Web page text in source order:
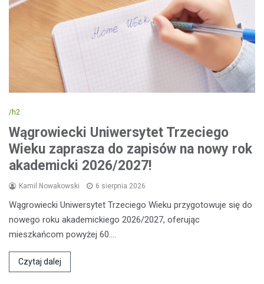
/h2
Wągrowiecki Uniwersytet Trzeciego
Wieku zaprasza do zapisów na nowy rok
akademicki 2026/2027!
Kamil Nowakowski 6 sierpnia 2026
Wągrowiecki Uniwersytet Trzeciego Wieku przygotowuje się do
nowego roku akademickiego 2026/2027, oferując
mieszkańcom powyżej 60.…
Czytaj dalej